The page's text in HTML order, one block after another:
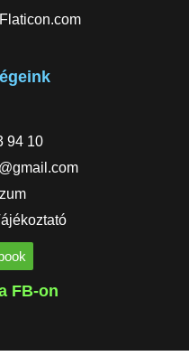
Flaticon.com
94 10
FB-on